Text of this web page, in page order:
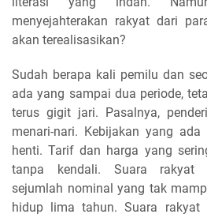
menyejahterakan rakyat dari
akan terealisasikan?
Sudah berapa kali pemilu dan
ada yang sampai dua periode,
terus gigit jari. Pasalnya,
menari-nari. Kebijakan yang
henti. Tarif dan harga yang
tanpa kendali. Suara rakyat
sejumlah nominal yang tak
hidup lima tahun. Suara rakyat